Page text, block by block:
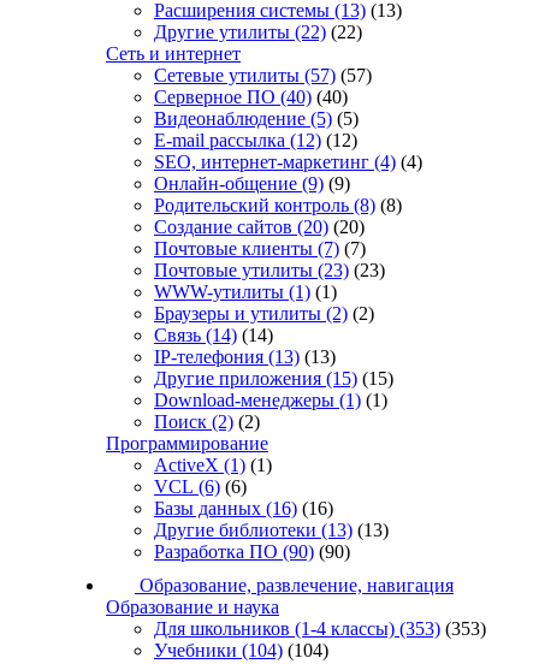
Расширения системы (13) (13)
Другие утилиты (22) (22)
Сеть и интернет
Сетевые утилиты (57) (57)
Серверное ПО (40) (40)
Видеонаблюдение (5) (5)
E-mail рассылка (12) (12)
SEO, интернет-маркетинг (4) (4)
Онлайн-общение (9) (9)
Родительский контроль (8) (8)
Создание сайтов (20) (20)
Почтовые клиенты (7) (7)
Почтовые утилиты (23) (23)
WWW-утилиты (1) (1)
Браузеры и утилиты (2) (2)
Связь (14) (14)
IP-телефония (13) (13)
Другие приложения (15) (15)
Download-менеджеры (1) (1)
Поиск (2) (2)
Программирование
ActiveX (1) (1)
VCL (6) (6)
Базы данных (16) (16)
Другие библиотеки (13) (13)
Разработка ПО (90) (90)
Образование, развлечение, навигация
Образование и наука
Для школьников (1-4 классы) (353) (353)
Учебники (104) (104)